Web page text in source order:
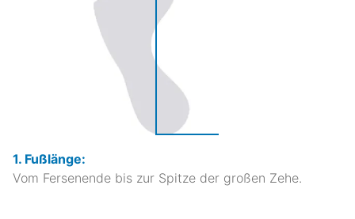
1. Fußlänge:
Vom Fersenende bis zur Spitze der großen Zehe.